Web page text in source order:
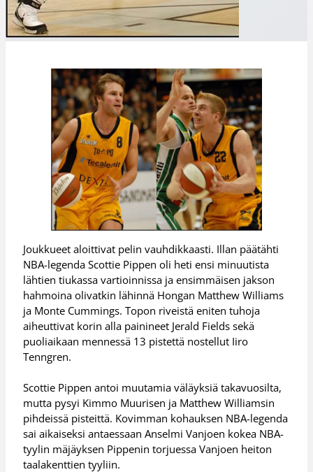
Joukkueet aloittivat pelin vauhdikkaasti. Illan päätähti
NBA-legenda Scottie Pippen oli heti ensi minuutista
lähtien tiukassa vartioinnissa ja ensimmäisen jakson
hahmoina olivatkin lähinnä Hongan Matthew Williams
ja Monte Cummings. Topon riveistä eniten tuhoja
aiheuttivat korin alla painineet Jerald Fields sekä
puoliaikaan mennessä 13 pistettä nostellut Iiro
Tenngren.
Scottie Pippen antoi muutamia väläyksiä takavuosilta,
mutta pysyi Kimmo Muurisen ja Matthew Williamsin
pihdeissä pisteittä. Kovimman kohauksen NBA-legenda
sai aikaiseksi antaessaan Anselmi Vanjoen kokea NBA-
tyylin mäjäyksen Pippenin torjuessa Vanjoen heiton
taalakenttien tyyliin.